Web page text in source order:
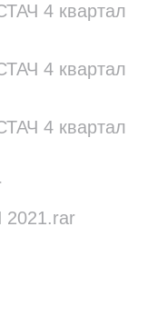
4 квартал
4 квартал
4 квартал
2021.rar